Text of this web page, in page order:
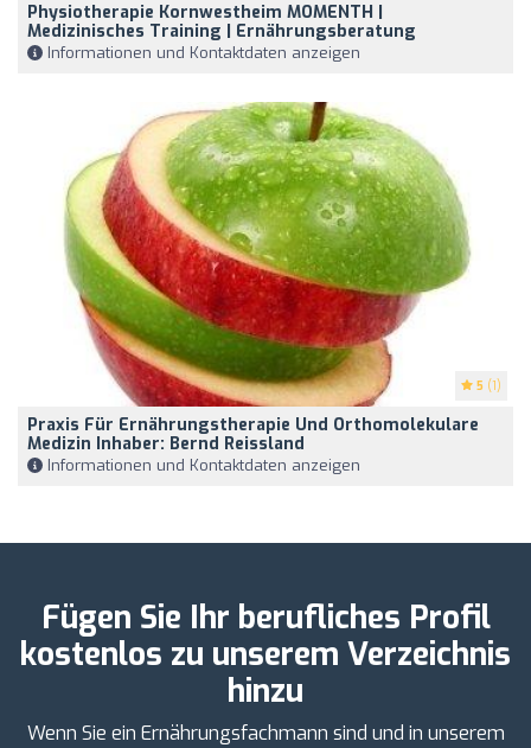
Physiotherapie Kornwestheim MOMENTH |
Medizinisches Training | Ernährungsberatung
Informationen und Kontaktdaten anzeigen
5 (1)
Praxis Für Ernährungstherapie Und Orthomolekulare
Medizin Inhaber: Bernd Reissland
Informationen und Kontaktdaten anzeigen
Fügen Sie Ihr berufliches Profil
kostenlos zu unserem Verzeichnis
hinzu
Wenn Sie ein Ernährungsfachmann sind und in unserem